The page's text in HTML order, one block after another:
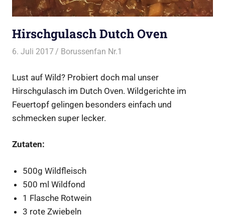
Hirschgulasch Dutch Oven
6. Juli 2017 Borussenfan Nr.1
Lust auf Wild? Probiert doch mal unser
Hirschgulasch im Dutch Oven. Wildgerichte im
Feuertopf gelingen besonders einfach und
schmecken super lecker.
Zutaten:
500g Wildfleisch
500 ml Wildfond
1 Flasche Rotwein
3 rote Zwiebeln